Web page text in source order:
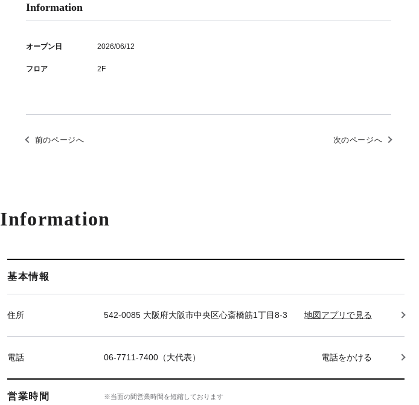
Information
オープン日 2026/06/12
フロア 2F
前のページへ 次のページへ
Information
基本情報
住所 542-0085 大阪府大阪市中央区心斎橋筋1丁目8-3 地図アプリで見る
電話 06-7711-7400（大代表） 電話をかける
営業時間 ※当面の間営業時間を短縮しております